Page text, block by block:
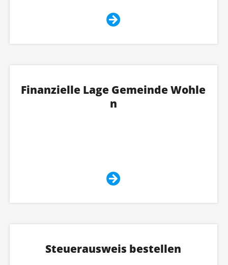
Finanzielle Lage Gemeinde Wohle
n
Steuerausweis bestellen